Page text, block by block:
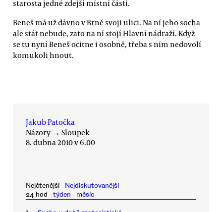
starosta jedné zdejší místní části.
Beneš má už dávno v Brně svoji ulici. Na ní jeho socha
ale stát nebude, zato na ní stojí Hlavní nádraží. Když
se tu nyní Beneš ocitne i osobně, třeba s ním nedovolí
komukoli hnout.
Jakub Patočka
Názory → Sloupek
8. dubna 2010 v 6.00
Nejčtenější
Nejdiskutovanější
24 hod
týden měsíc